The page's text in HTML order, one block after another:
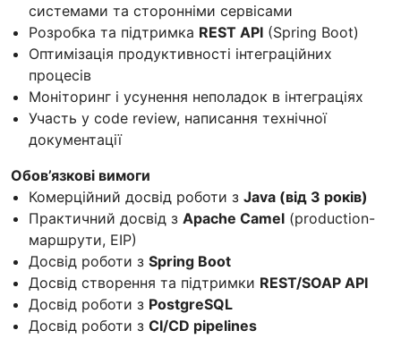
системами та сторонніми сервісами
Розробка та підтримка REST API (Spring Boot)
Оптимізація продуктивності інтеграційних
процесів
Моніторинг і усунення неполадок в інтеграціях
Участь у code review, написання технічної
документації
Обов’язкові вимоги
Комерційний досвід роботи з Java (від 3 років)
Практичний досвід з Apache Camel (production-
маршрути, EIP)
Досвід роботи з Spring Boot
Досвід створення та підтримки REST/SOAP API
Досвід роботи з PostgreSQL
Досвід роботи з CI/CD pipelines